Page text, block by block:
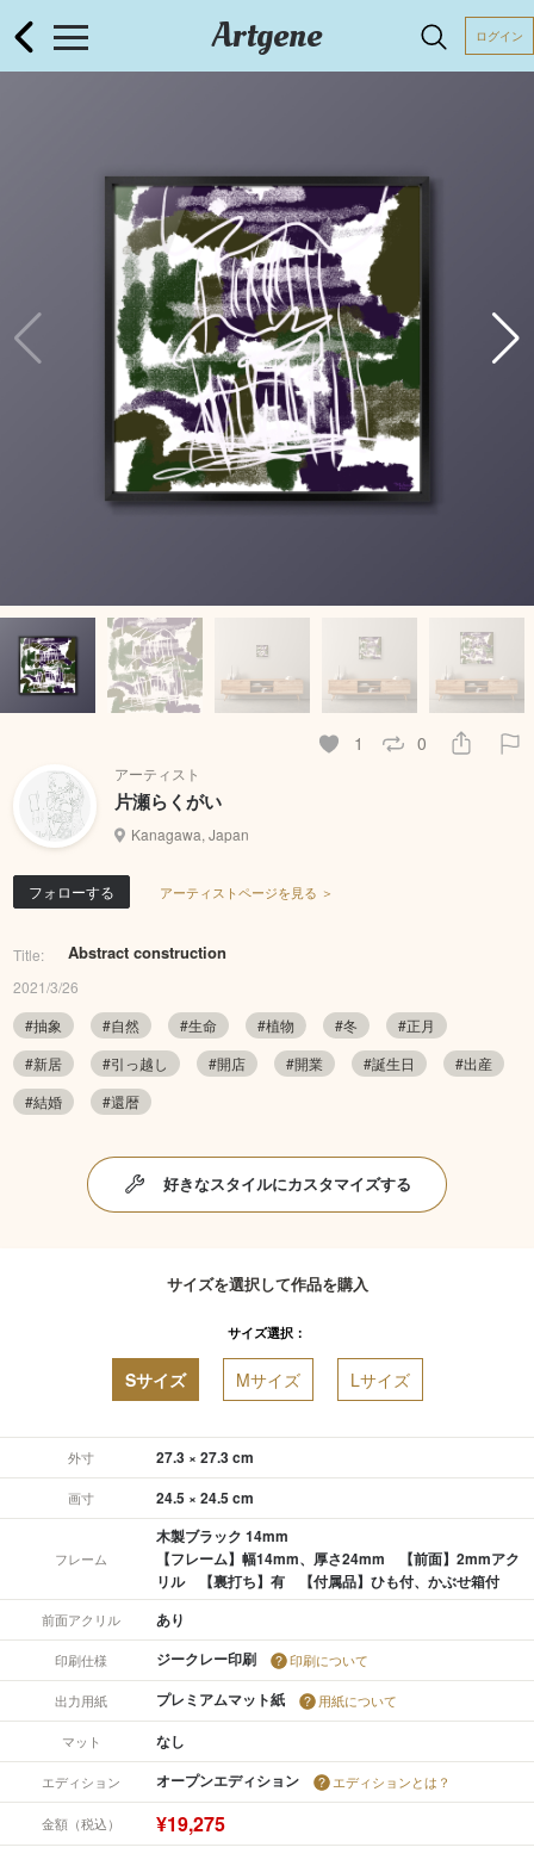
Artgene ログイン
1 0
アーティスト
片瀬らくがい
Kanagawa, Japan
フォローする アーティストページを見る ＞
Title: Abstract construction
2021/3/26
#抽象
#自然 #生命 #植物 #冬
#正月
#新居
#引っ越し #開店 #開業 #誕生日
#出産
#結婚
#還暦
好きなスタイルにカスタマイズする
サイズを選択して作品を購入
サイズ選択：
Sサイズ Mサイズ Lサイズ
外寸 27.3 × 27.3 cm
画寸 24.5 × 24.5 cm
フレーム
木製ブラック 14mm
【フレーム】幅14mm、厚さ24mm 【前面】2mmアク
リル 【裏打ち】有 【付属品】ひも付、かぶせ箱付
前面アクリル あり
印刷仕様 ジークレー印刷 印刷について
出力用紙 プレミアムマット紙 用紙について
マット なし
エディション オープンエディション エディションとは？
金額（税込） ¥19,275